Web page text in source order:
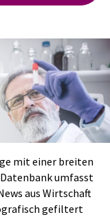
mit einer breiten
umfasst
aus Wirtschaft
gefiltert